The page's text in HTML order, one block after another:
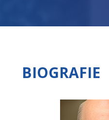
BIOGRAFIE